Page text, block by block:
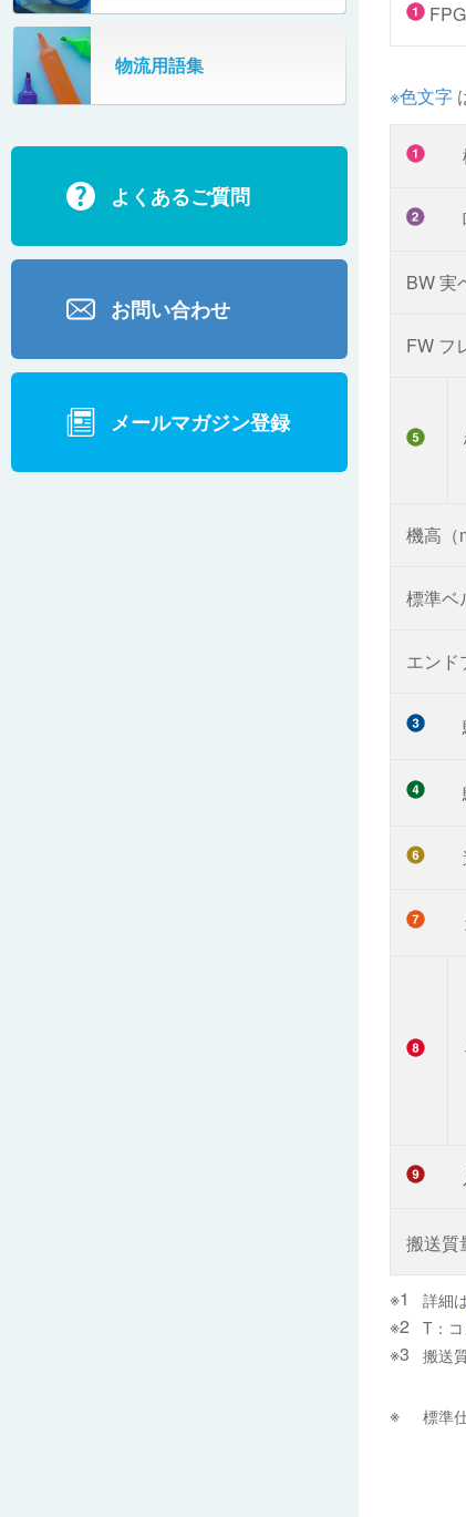
SR802
ECD500A・ECD800・ECD1500
ECD2700
BD200・BD1000
マルチレーンダイバータ®
カーゴタイザ物流用語集
よくあるご質問
お問い合わせ
メールマガジン登録
FPG
※色文字
BW 実
FW フ
機高（
標準ベ
エンド
搬送質
詳細
T：
搬送
標準